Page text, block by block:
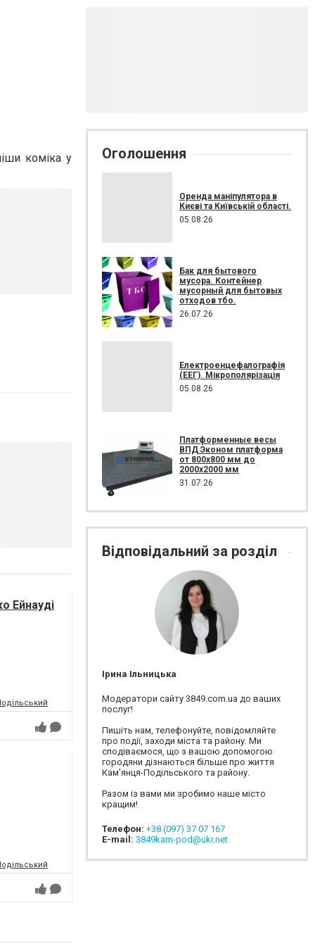
коміка у
Ейнауді
Оголошення
Оренда маніпулятора в
Києві та Київській області.
05.08.26
Бак для бытового
мусора. Контейнер
мусорный для бытовых
отходов тбо.
26.07.26
Електроенцефалографія
(ЕЕГ). Мікрополярізація
05.08.26
Платформенные весы
ВПД Эконом платформа
от 800х800 мм до
2000х2000 мм
31.07.26
Відповідальний за розділ
Ірина Ільницька
Модератори сайту 3849.com.ua до ваших
послуг!
Пишіть нам, телефонуйте, повідомляйте
про події, заходи міста та району. Ми
сподіваємося, що з вашою допомогою
городяни дізнаються більше про життя
Кам'янця-Подільського та району.
Разом із вами ми зробимо наше місто
кращим!
Телефон: +38 (097) 37 07 167
E-mail: 3849kam-pod@ukr.net